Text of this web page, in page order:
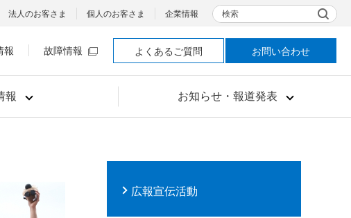
報 お知らせ・報道発表
法人のお客さま 個人のお客さま 企業情報 検索
報 故障情報 よくあるご質問 お問い合わせ
広報宣伝活動